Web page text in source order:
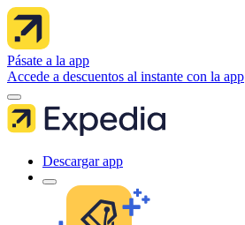
Pásate a la app
Accede a descuentos al instante con la app
Descargar app